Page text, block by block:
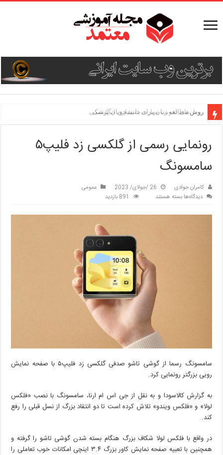
روش مطالعه زبان برای دانشجویان پزشکی
رونمایی رسمی از گلکسی زد فلیپ۵
سامسونگ
کامران جوادی 26 /جولای/ 2023
عمومی
دیدگاه‌هابرای
رسمی
بسته هستند 891 بازدید
سامسونگ رسما از گوشی تاشو صدفی گلکسی زد فلیپ۵ با صفحه نمایش
رویی بزرگتر رونمایی کرد.
به گزارش کالاسودا و به نقل از جی اس ام ارنا، سامسونگ با نصب «فلکس
لولا» و «فلکس ویندو» تلاش کرده است تا دو انتقاد بزرگ از نسل قبلی را رفع
کند.
در واقع با فلکس لولا شکاف بزرگ هنگام بسته شدن گوشی تاشو را گرفته و
همچنین با تعبیه صفحه نمایش کاور بزرگ ۳.۴ اینچی امکانات خوب تعاملی را